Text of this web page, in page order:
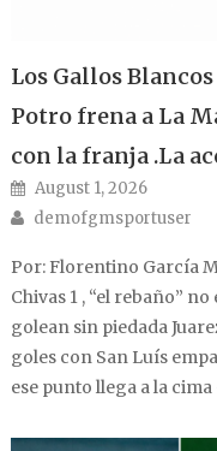
Los Gallos
Potro frena a La
con la franja .La
Posted on
August 1, 2026
Author
demofgmsportuser
Por: Florentino García
Chivas 1 , “el rebaño”
golean sin piedada
goles con San Luís
ese punto llega a la